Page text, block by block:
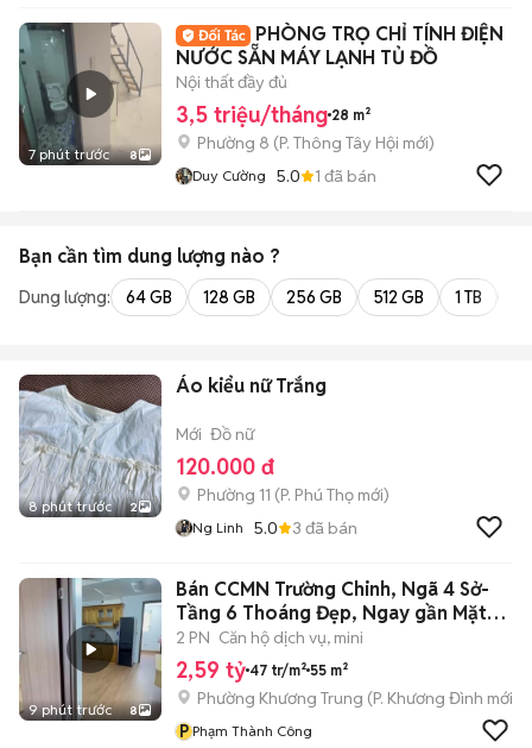
7 phút trước 8
PHÒNG TRỌ CHỈ TÍNH ĐIỆN
NƯỚC SẴN MÁY LẠNH TỦ ĐỒ
Nội thất đầy đủ
3,5 triệu/tháng 28 m²
Phường 8 (P. Thông Tây Hội mới)
Duy Cường 5.0 1 đã bán
Bạn cần tìm dung lượng nào ?
Dung lượng: 64 GB 128 GB 256 GB 512 GB 1 TB
8 phút trước 2
Áo kiểu nữ Trắng
Mới Đồ nữ
120.000 đ
Phường 11 (P. Phú Thọ mới)
Ng Linh 5.0 3 đã bán
9 phút trước 8
Bán CCMN Trường Chinh, Ngã 4 Sở-
Tầng 6 Thoáng Đẹp, Ngay gần Mặt
Phố
2 PN Căn hộ dịch vụ, mini
2,59 tỷ 47 tr/m² 55 m²
Phường Khương Trung (P. Khương Đình mới)
P Phạm Thành Công